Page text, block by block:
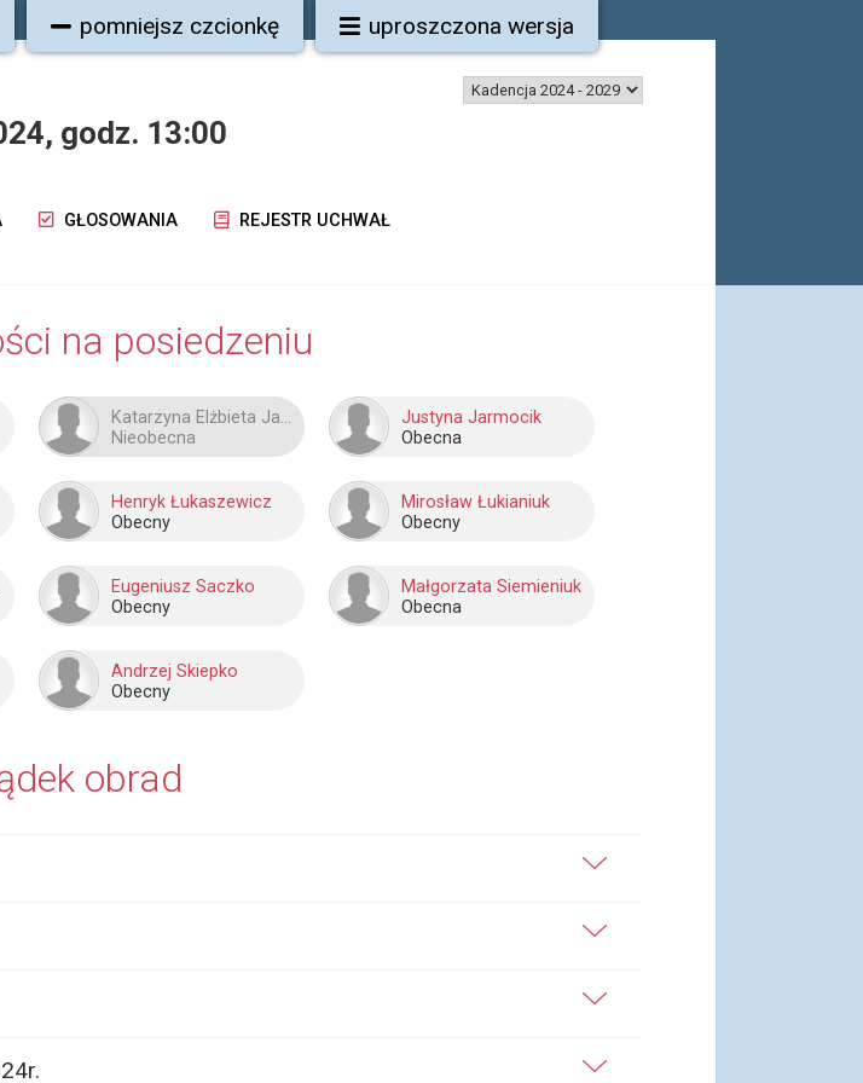
pomniejsz czcionkę uproszczona wersja
godz. 13:00
GŁOSOWANIA
REJESTR UCHWAŁ
na posiedzeniu
Katarzyna Elżbieta Jakubowska
Nieobecna
Justyna Jarmocik
Obecna
Henryk Łukaszewicz
Obecny
Mirosław Łukianiuk
Obecny
Eugeniusz Saczko
Obecny
Małgorzata Siemieniuk
Obecna
Andrzej Skiepko
Obecny
obrad